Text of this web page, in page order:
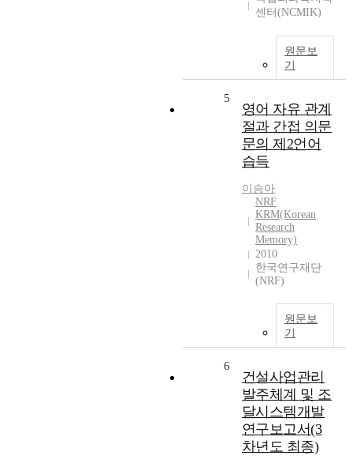
센터(NCMIK)
원문보
기
5
영어 자유 관계
절과 간접 의문
문의 제2언어
습득
이승아
NRF
KRM(Korean
Research
Memory)
2010
한국연구재단
(NRF)
원문보
기
6
건설사업관리
발주체계 및 조
달시스템개발
연구보고서(3
차년도 최종)